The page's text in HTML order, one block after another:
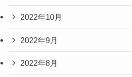
2022年10月
2022年9月
2022年8月